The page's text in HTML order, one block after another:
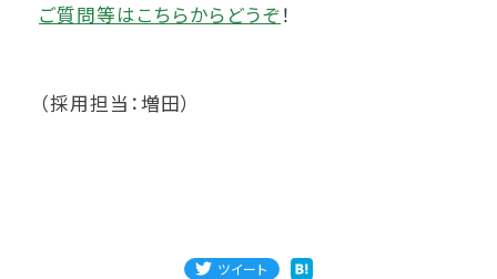
ご質問等はこちらからどうぞ！
（採用担当：増田）
ツイート